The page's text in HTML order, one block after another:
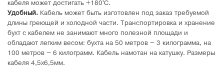
кабеля может достигать +180°C.
Удобный. Кабель может быть изготовлен под заказ требуемой
длины греющей и холодной части. Транспортировка и хранение
бухт с кабелем не занимают много полезной площади и
обладают легким весом: бухта на 50 метров – 3 килограмма, на
100 метров – 6 килограмм. Кабель намотан на катушку. Размеры
кабеля 4,5х6,5мм.